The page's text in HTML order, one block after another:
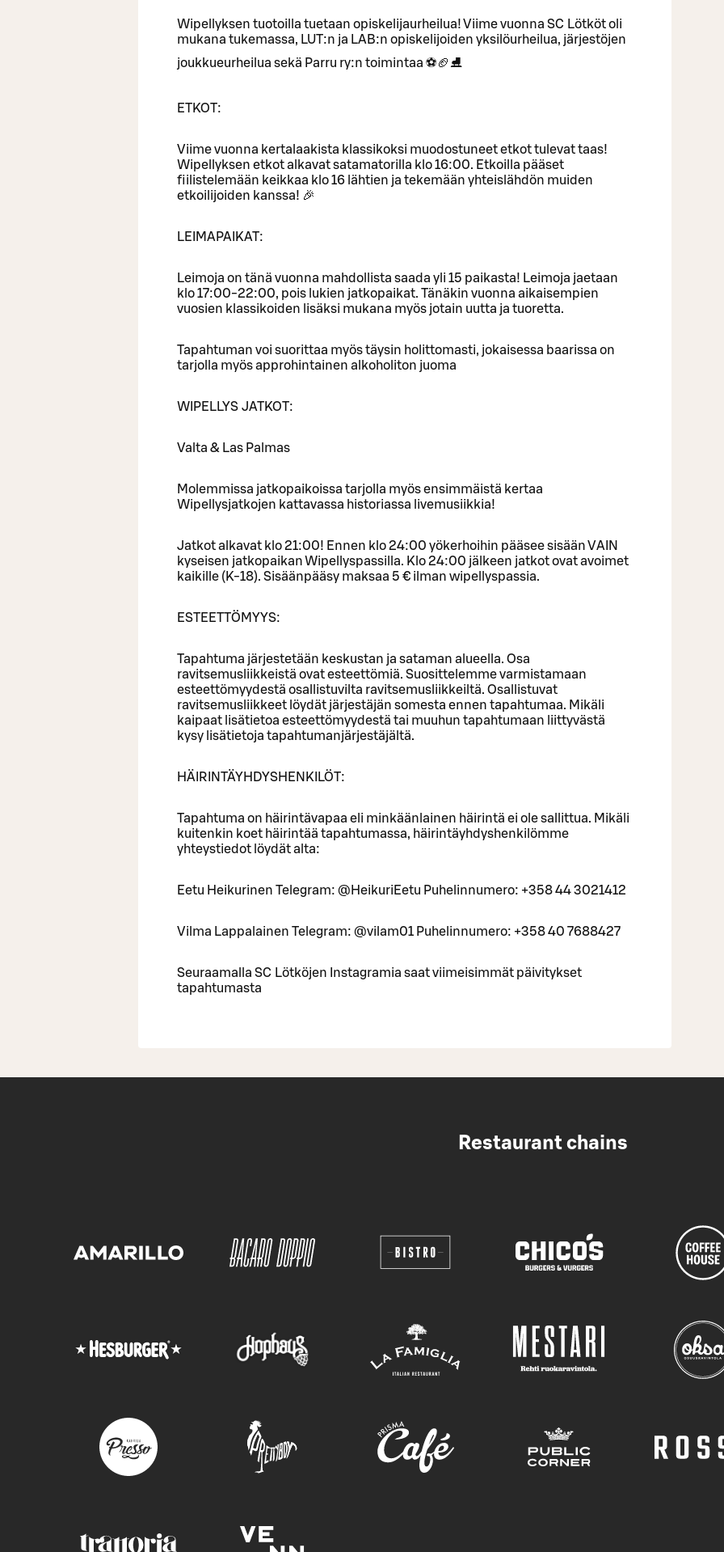
Wipellyksen tuotoilla tuetaan opiskelijaurheilua! Viime vuonna SC Lötköt oli
mukana tukemassa, LUT:n ja LAB:n opiskelijoiden yksilöurheilua, järjestöjen
joukkueurheilua sekä Parru ry:n toimintaa ⚽️🏈⛸
ETKOT:
Viime vuonna kertalaakista klassikoksi muodostuneet etkot tulevat taas!
Wipellyksen etkot alkavat satamatorilla klo 16:00. Etkoilla pääset
fiilistelemään keikkaa klo 16 lähtien ja tekemään yhteislähdön muiden
etkoilijoiden kanssa! 🎉
LEIMAPAIKAT:
Leimoja on tänä vuonna mahdollista saada yli 15 paikasta! Leimoja jaetaan
klo 17:00-22:00, pois lukien jatkopaikat. Tänäkin vuonna aikaisempien
vuosien klassikoiden lisäksi mukana myös jotain uutta ja tuoretta.
Tapahtuman voi suorittaa myös täysin holittomasti, jokaisessa baarissa on
tarjolla myös approhintainen alkoholiton juoma
WIPELLYS JATKOT:
Valta & Las Palmas
Molemmissa jatkopaikoissa tarjolla myös ensimmäistä kertaa
Wipellysjatkojen kattavassa historiassa livemusiikkia!
Jatkot alkavat klo 21:00! Ennen klo 24:00 yökerhoihin pääsee sisään VAIN
kyseisen jatkopaikan Wipellyspassilla. Klo 24:00 jälkeen jatkot ovat avoimet
kaikille (K-18). Sisäänpääsy maksaa 5 € ilman wipellyspassia.
ESTEETTÖMYYS:
Tapahtuma järjestetään keskustan ja sataman alueella. Osa
ravitsemusliikkeistä ovat esteettömiä. Suosittelemme varmistamaan
esteettömyydestä osallistuvilta ravitsemusliikkeiltä. Osallistuvat
ravitsemusliikkeet löydät järjestäjän somesta ennen tapahtumaa. Mikäli
kaipaat lisätietoa esteettömyydestä tai muuhun tapahtumaan liittyvästä
kysy lisätietoja tapahtumanjärjestäjältä.
HÄIRINTÄYHDYSHENKILÖT:
Tapahtuma on häirintävapaa eli minkäänlainen häirintä ei ole sallittua. Mikäli
kuitenkin koet häirintää tapahtumassa, häirintäyhdyshenkilömme
yhteystiedot löydät alta:
Eetu Heikurinen Telegram: @HeikuriEetu Puhelinnumero: +358 44 3021412
Vilma Lappalainen Telegram: @vilam01 Puhelinnumero: +358 40 7688427
Seuraamalla SC Lötköjen Instagramia saat viimeisimmät päivitykset
tapahtumasta
Restaurant chains